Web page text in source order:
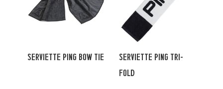
SERVIETTE PING BOW TIE
SERVIETTE PING TRI-
FOLD